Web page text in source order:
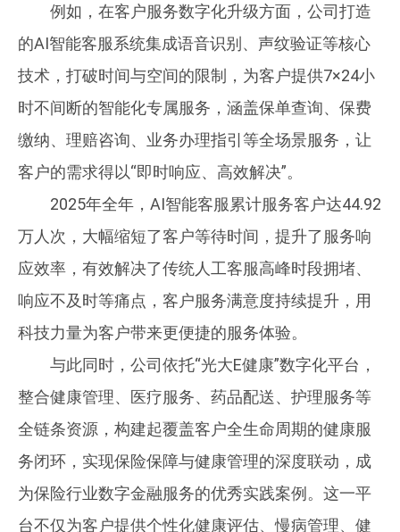
例如，在客户服务数字化升级方面，公司打造
的AI智能客服系统集成语音识别、声纹验证等核心
技术，打破时间与空间的限制，为客户提供7×24小
时不间断的智能化专属服务，涵盖保单查询、保费
缴纳、理赔咨询、业务办理指引等全场景服务，让
客户的需求得以“即时响应、高效解决”。
2025年全年，AI智能客服累计服务客户达44.92
万人次，大幅缩短了客户等待时间，提升了服务响
应效率，有效解决了传统人工客服高峰时段拥堵、
响应不及时等痛点，客户服务满意度持续提升，用
科技力量为客户带来更便捷的服务体验。
与此同时，公司依托“光大E健康”数字化平台，
整合健康管理、医疗服务、药品配送、护理服务等
全链条资源，构建起覆盖客户全生命周期的健康服
务闭环，实现保险保障与健康管理的深度联动，成
为保险行业数字金融服务的优秀实践案例。这一平
台不仅为客户提供个性化健康评估、慢病管理、健